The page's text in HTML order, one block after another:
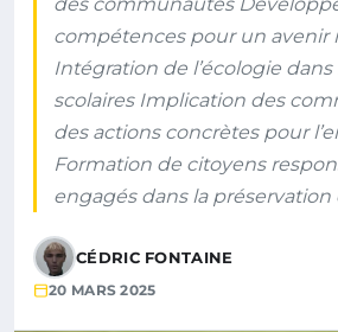
compétences pour un avenir
Intégration de l’écologie
scolaires Implication des
des actions concrètes pour
Formation de citoyens
engagés dans la préservation
CÉDRIC FONTAINE
20 MARS 2025